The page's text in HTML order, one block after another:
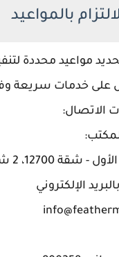
مواعيد محددة
على خدمات سريعة
الاتصال:
2 شارع أم القبة، الدوحة، قطر.
الإلكتروني